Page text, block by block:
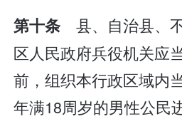
第十条县、自治县、
区人民政府兵役机关应
前，组织本行政区域内
年满18周岁的男性公民